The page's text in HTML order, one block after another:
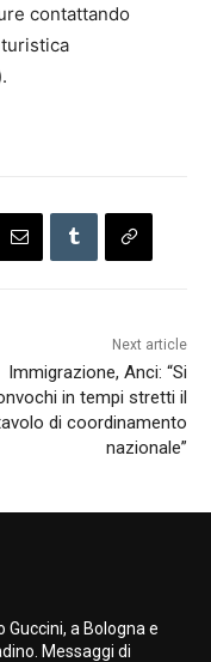
contattando
Next article
Immigrazione, Anci: “Si
in tempi stretti il
di coordinamento
nazionale”
Guccini, a Bologna e
Messaggi di